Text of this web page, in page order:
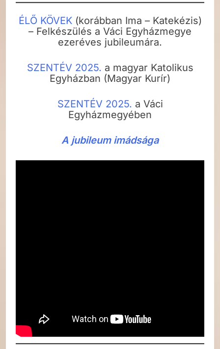
ÉLŐ KÖVEK(korábban Ima – Katekézis)
– Felkészülés a Váci Egyházmegye
ezeréves jubileumára.
SZENTÉV 2025. a magyar Katolikus
Egyházban (Magyar Kurír)
SZENTÉV 2025. a Váci
Egyházmegyében
A jubileum imádsága